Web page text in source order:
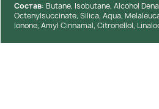
Состав: Butane, Isobutane, Alcohol
Octenylsuccinate, Silica, Aqua,
Ionone, Amyl Cinnamal, Citronellol,